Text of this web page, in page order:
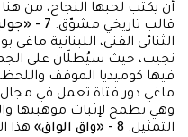
أن يكتب لحبها النجاح، من هنا
قالب تاريخي مشوّق. 7 - «جوليا»
الثنائي الفني، اللبنانية
نجيب، حيث سيُطلّان على
فيها كوميديا الموقف
ماغي دور فتاة تعمل في مجال
وهي تطمح لإثبات موهبتها
التمثيل. 8 - «واق الواق»
هذا